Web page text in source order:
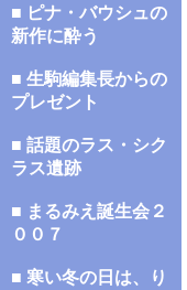
■ ピナ・バウシュの
新作に酔う
■ 生駒編集長からの
プレゼント
■ 話題のラス・シク
ラス遺跡
■ まるみえ誕生会２
００７
■ 寒い冬の日は、り